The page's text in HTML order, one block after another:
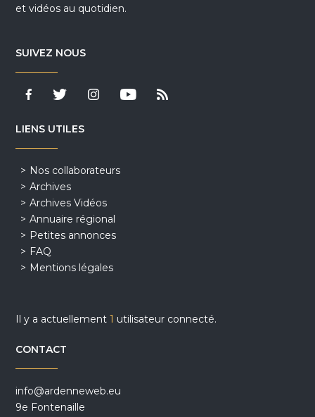
et vidéos au quotidien.
SUIVEZ NOUS
LIENS UTILES
Nos collaborateurs
Archives
Archives Vidéos
Annuaire régional
Petites annonces
FAQ
Mentions légales
Il y a actuellement1 utilisateur connecté.
CONTACT
info@ardenneweb.eu
9e Fontenaille